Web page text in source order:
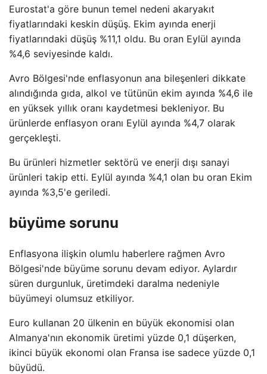
Eurostat'a göre bunun temel nedeni akaryakıt
fiyatlarındaki keskin düşüş. Ekim ayında enerji
fiyatlarındaki düşüş %11,1 oldu. Bu oran Eylül ayında
%4,6 seviyesinde kaldı.
Avro Bölgesi'nde enflasyonun ana bileşenleri dikkate
alındığında gıda, alkol ve tütünün ekim ayında %4,6 ile
en yüksek yıllık oranı kaydetmesi bekleniyor. Bu
ürünlerde enflasyon oranı Eylül ayında %4,7 olarak
gerçekleşti.
Bu ürünleri hizmetler sektörü ve enerji dışı sanayi
ürünleri takip etti. Eylül ayında %4,1 olan bu oran Ekim
ayında %3,5'e geriledi.
büyüme sorunu
Enflasyona ilişkin olumlu haberlere rağmen Avro
Bölgesi'nde büyüme sorunu devam ediyor. Aylardır
süren durgunluk, üretimdeki daralma nedeniyle
büyümeyi olumsuz etkiliyor.
Euro kullanan 20 ülkenin en büyük ekonomisi olan
Almanya'nın ekonomik üretimi yüzde 0,1 düşerken,
ikinci büyük ekonomi olan Fransa ise sadece yüzde 0,1
büyüdü.